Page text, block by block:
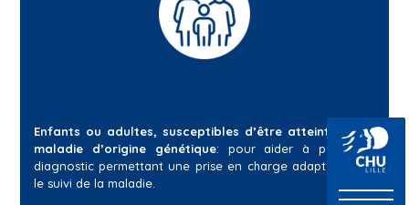
Enfants ou adultes, susceptibles d’être atteints d’une
maladie d’origine génétique: pour aider à poser un
diagnostic permettant une prise en charge adaptée, pour
le suivi de la maladie.